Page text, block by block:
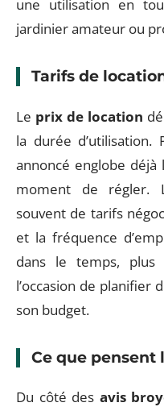
une utilisation en
jardinier amateur ou
Tarifs de
Le prix de location
la durée
annoncé englobe déjà
moment de régler.
souvent de tarifs
et la fréquence
dans le temps,
l’occasion de planifier
son budget.
Ce que pensent
Du côté des avis